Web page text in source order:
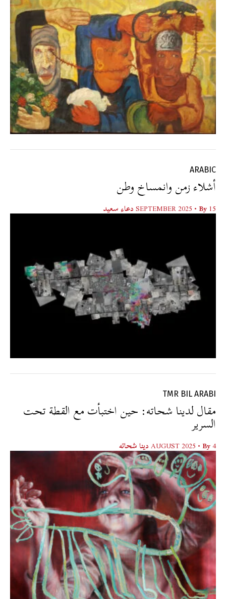
ARABIC
أشلاء زمن وانمساخ وطن
15 SEPTEMBER 2025
• By دعاء سعيد
TMR BIL ARABI
مقال لدينا شحاته: حين اختبأت مع القطة تحت
السرير
4 AUGUST 2025
• By دينا شحاته